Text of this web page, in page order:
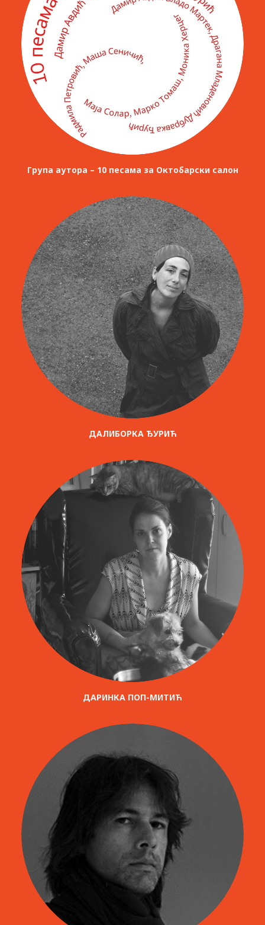
Група аутора – 10 песама за Октобарски салон
ДАЛИБОРКА ЂУРИЋ
ДАРИНКА ПОП-МИТИЋ